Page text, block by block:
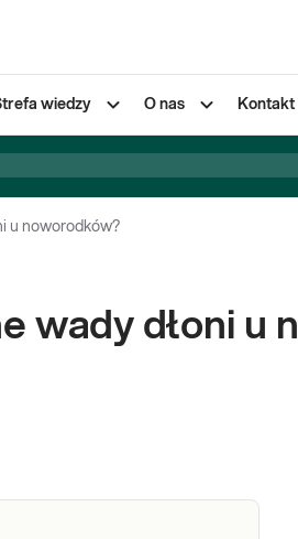
wiedzy O nas Kontakt
u noworodków?
wady dłoni u